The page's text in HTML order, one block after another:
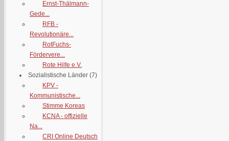
Ernst-Thälmann-
Gede...
RFB -
Revolutionäre...
RotFuchs-
Fördervere...
Rote Hilfe e.V.
Sozialistische Länder (7)
KPV -
Kommunistische...
Stimme Koreas
KCNA - offizielle
Na...
CRI Online Deutsch